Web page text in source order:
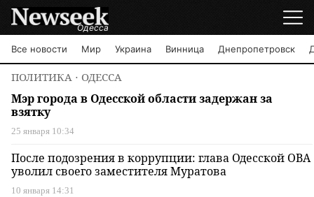
Одесса
Все новости Мир Украина Винница Днепропетровск
ПОЛИТИКА ⋅ ОДЕССА
Мэр города в Одесской области задержан за
взятку
25 января 10:34
После подозрения в коррупции: глава Одесской ОВА
уволил своего заместителя Муратова
10 января 14:31